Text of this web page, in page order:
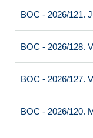
BOC - 2026/121.
BOC - 2026/128.
BOC - 2026/127.
BOC - 2026/120.